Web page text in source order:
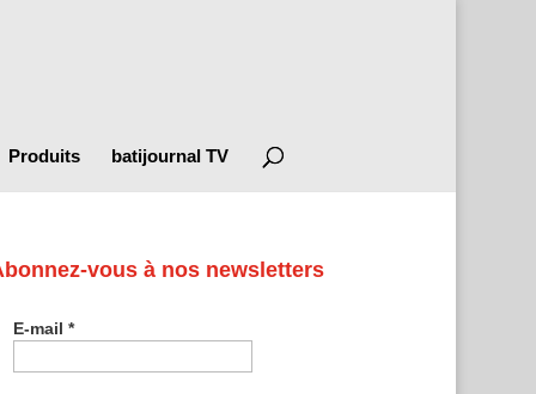
Produits batijournal TV
vous à nos newsletters
E-mail*